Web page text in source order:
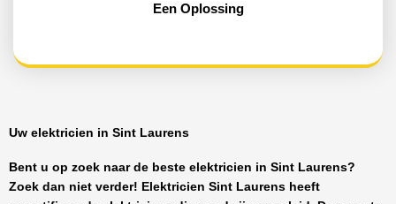
Een Oplossing
Uw elektricien in Sint Laurens
Bent u op zoek naar de beste elektricien in Sint Laurens?
Zoek dan niet verder! Elektricien Sint Laurens heeft